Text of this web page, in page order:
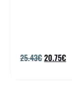
25.43€20.75€